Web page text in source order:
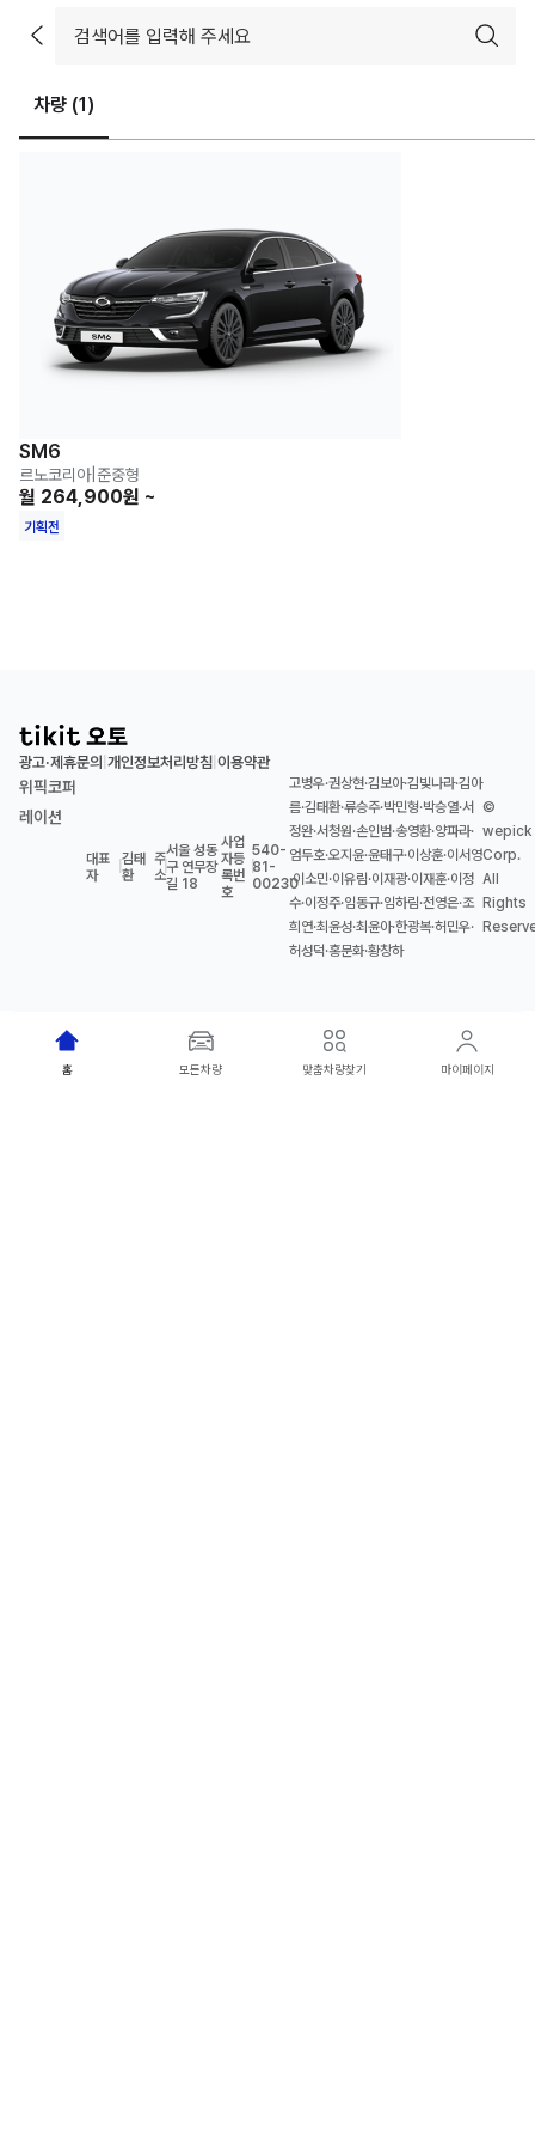
차량 (1)
SM6
르노코리아| 준중형
월 264,900원 ~
기획전
광고·제휴문의 개인정보처리방침 이용약관
위픽코퍼
레이션
대표
자
|김태
환
주
소|
서울 성동
구 연무장
길 18
사업
자등
록번
호
|
540-
81-
00230
고병우·권상현·김보아·김빛나라·김아
름·김태환·류승주·박민형·박승열·서
정완·서청원·손인범·송영환·양파라·
엄두호·오지윤·윤태구·이상훈·이서영
·이소민·이유림·이재광·이재훈·이정
수·이정주·임동규·임하림·전영은·조
희연·최윤성·최윤아·한광복·허민우·
허성덕·홍문화·황창하
©
wepick
Corp.
All
Rights
홈 모든차량 맞춤차량찾기 마이페이지